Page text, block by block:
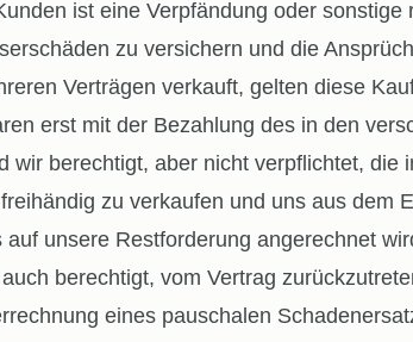
ist eine Verpfändung oder
zu versichern und die
Verträgen verkauft, gelten diese
erst mit der Bezahlung des in den
berechtigt, aber nicht verpflichtet,
zu verkaufen und uns aus dem
unsere Restforderung angerechnet
berechtigt, vom Vertrag
eines pauschalen